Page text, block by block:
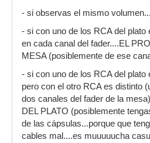
- si observas el mismo
- si con uno de los RCA del plato
en cada canal del fader....EL
MESA (posiblemente de ese
- si con uno de los RCA del plato
pero con el otro RCA es distinto
dos canales del fader de la
DEL PLATO (posiblemente
de las cápsulas...porque que
cables mal....es muuuuucha